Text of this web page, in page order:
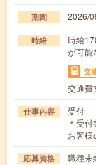
期間 2026/
時給
時給
が可能
交
交通費
仕事内容
受付
＊受
お客
応募資格
職種未